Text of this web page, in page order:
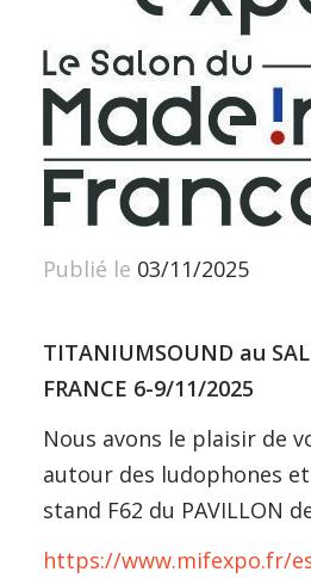
Publié le 03/11/2025
TITANIUMSOUND au
FRANCE 6-9/11/2025
Nous avons le plaisir de
autour des ludophones
stand F62 du PAVILLON
https://www.mifexpo.fr/